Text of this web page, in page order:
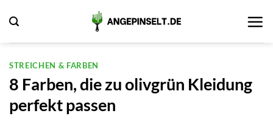
Inhalt
springen
STREICHEN & FARBEN
8 Farben, die zu olivgrün Kleidung
perfekt passen